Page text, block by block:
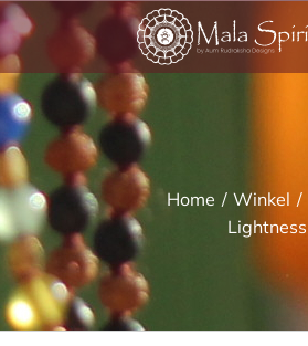
Ga
naar
inhoud
Home Winkel
Lightness